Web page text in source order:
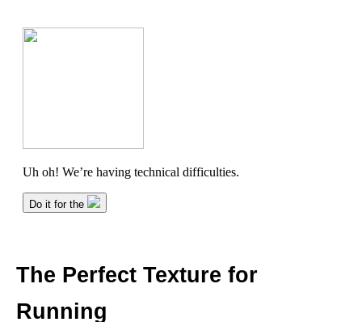
The Perfect Texture for
Running